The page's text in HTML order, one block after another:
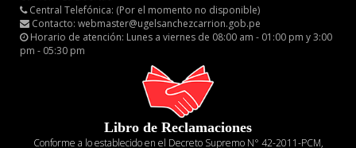
Central Telefónica: (Por el momento no disponible)
Contacto: webmaster@ugelsanchezcarrion.gob.pe
Horario de atención: Lunes a viernes de 08:00 am - 01:00 pm y 3:00
pm - 05:30 pm
Libro de Reclamaciones
Conforme a lo establecido en el Decreto Supremo N° 42-2011-PCM,